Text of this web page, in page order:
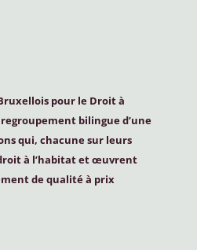
pour le Droit à
bilingue d’une
qui, chacune sur leurs
à l’habitat et œuvrent
de qualité à prix